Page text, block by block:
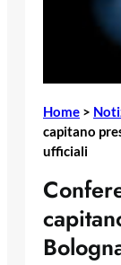
Home >
capitano
ufficiali